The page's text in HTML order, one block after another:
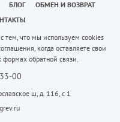
БЛОГ
ОБМЕН И ВОЗВРАТ
тем, что мы используем cookies
когда оставляете свои
обратной связи.
00
ш, д. 116, с 1